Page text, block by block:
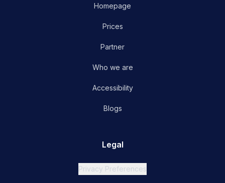
Homepage
Prices
Partner
Who we are
Accessibility
Blogs
Legal
Privacy Preferences